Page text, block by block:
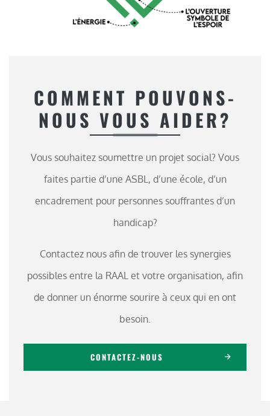
COMMENT POUVONS-
NOUS VOUS AIDER?
Vous souhaitez soumettre un projet social? Vous
faites partie d’une ASBL, d’une école, d’un
encadrement pour personnes souffrantes d’un
handicap?
Contactez nous afin de trouver les synergies
possibles entre la RAAL et votre organisation, afin
de donner un énorme sourire à ceux qui en ont
besoin.
CONTACTEZ-NOUS